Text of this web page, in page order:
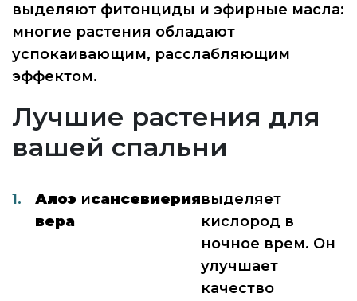
выделяют фитонциды и эфирные масла:
многие растения обладают
успокаивающим, расслабляющим
эффектом.
Лучшие растения для
вашей спальни
Алоэ
вера
исансевиериявыделяет
кислород в
ночное врем. Он
улучшает
качество